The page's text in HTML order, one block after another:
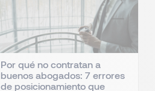
Por qué no contratan a
buenos abogados: 7 errores
de posicionamiento que